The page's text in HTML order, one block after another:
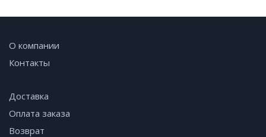
О компании
Контакты
Доставка
Оплата заказа
Возврат